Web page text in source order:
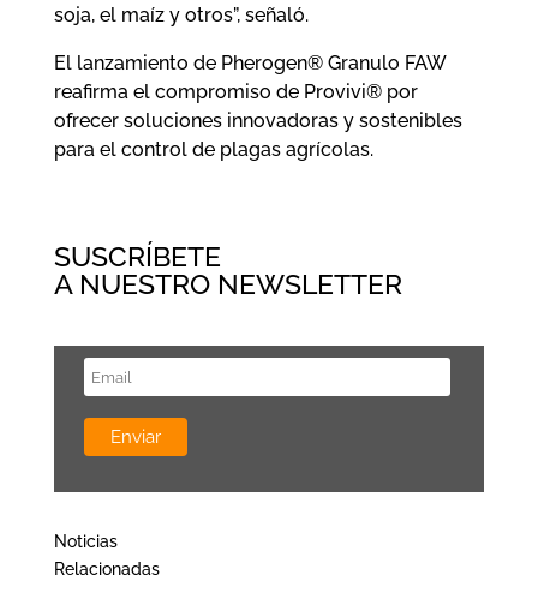
soja, el maíz y otros”, señaló.
El lanzamiento de Pherogen® Granulo FAW
reafirma el compromiso de Provivi® por
ofrecer soluciones innovadoras y sostenibles
para el control de plagas agrícolas.
SUSCRÍBETE
A NUESTRO NEWSLETTER
Noticias
Relacionadas